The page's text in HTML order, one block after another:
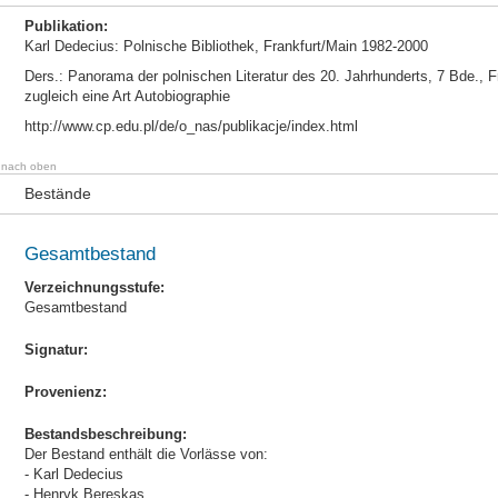
Publikation:
Karl Dedecius: Polnische Bibliothek, Frankfurt/Main 1982-2000
Ders.: Panorama der polnischen Literatur des 20. Jahrhunderts, 7 Bde.,
zugleich eine Art Autobiographie
http://www.cp.edu.pl/de/o_nas/publikacje/index.html
nach oben
Bestände
Gesamtbestand
Verzeichnungsstufe:
Gesamtbestand
Signatur:
Provenienz:
Bestandsbeschreibung:
Der Bestand enthält die Vorlässe von:
- Karl Dedecius
- Henryk Bereskas